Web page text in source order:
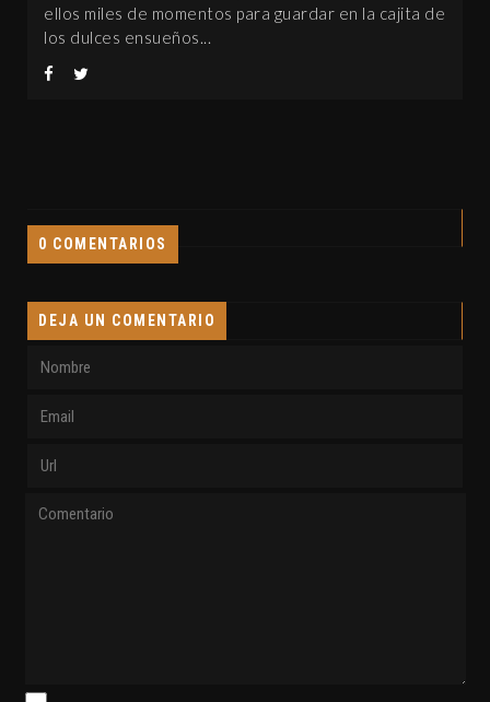
ellos miles de momentos para guardar en la cajita de
los dulces ensueños...
0 COMENTARIOS
DEJA UN COMENTARIO